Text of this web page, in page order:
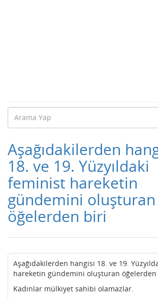
Aşağıdakilerden
18. ve 19. Yüzyıldaki
feminist hareketin
gündemini oluşturan
öğelerden biri
Aşağıdakilerden hangisi 18. ve 19.
hareketin gündemini oluşturan
Kadınlar mülkiyet sahibi olamazlar.